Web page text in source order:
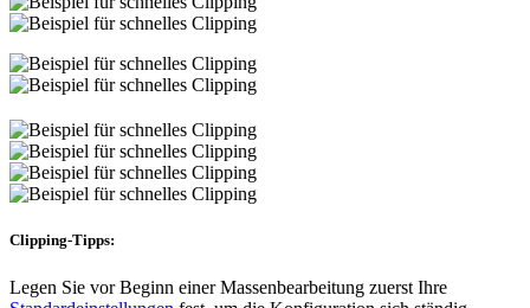
Clipping-Tipps:
Legen Sie vor Beginn einer Massenbearbeitung zuerst Ihre